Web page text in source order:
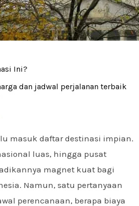
Ini?
dan jadwal perjalanan terbaik
masuk daftar destinasi impian.
luas, hingga pusat
magnet kuat bagi
Namun, satu pertanyaan
perencanaan, berapa biaya